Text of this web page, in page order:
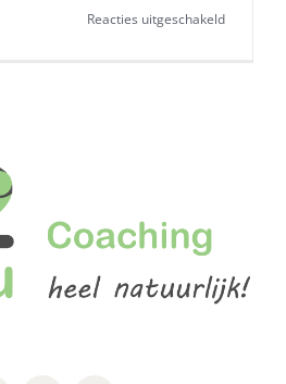
Reacties uitgeschakeldvoor